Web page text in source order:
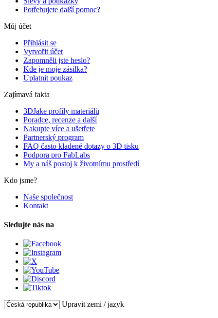
Potřebujete další pomoc?
Můj účet
Přihlásit se
Vytvořit účet
Zapomněli jste heslo?
Kde je moje zásilka?
Uplatnit poukaz
Zajímavá fakta
3DJake profily materiálů
Poradce, recenze a další
Nakupte více a ušetřete
Partnerský program
FAQ často kladené dotazy o 3D tisku
Podpora pro FabLabs
My a náš postoj k životnímu prostředí
Kdo jsme?
Naše společnost
Kontakt
Sledujte nás na
Upravit zemi / jazyk